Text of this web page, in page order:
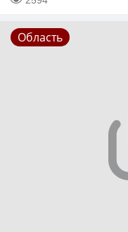
Область